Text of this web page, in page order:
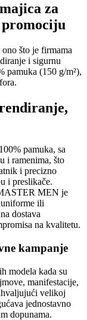
za
promociju
što je firmama
i sigurnu
pamuka (150 g/m²),
pamuka, sa
i ramenima, što
i precizno
i preslikače.
MEN je
ili
dostava
na kvalitetu.
kampanje
modela kada su
manifestacije,
velikoj
jednostavno
dopunama.